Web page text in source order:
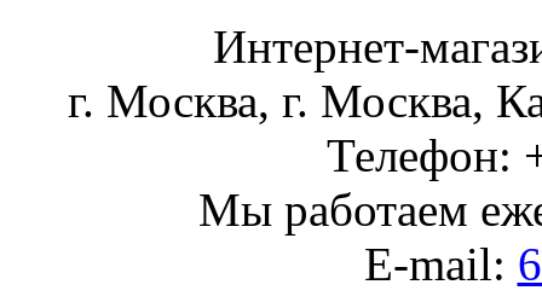
Интернет-
г. Москва, г. Москва,
Телефон:
Мы работаем
E-mail: